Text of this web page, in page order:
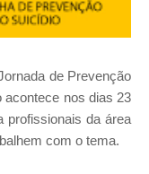
de Prevenção
acontece nos dias 23
profissionais da área
com o tema.